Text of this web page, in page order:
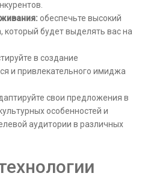
обеспечьте высокий
который будет выделять вас на
в создание
и привлекательного имиджа
свои предложения в
особенностей и
аудитории в различных